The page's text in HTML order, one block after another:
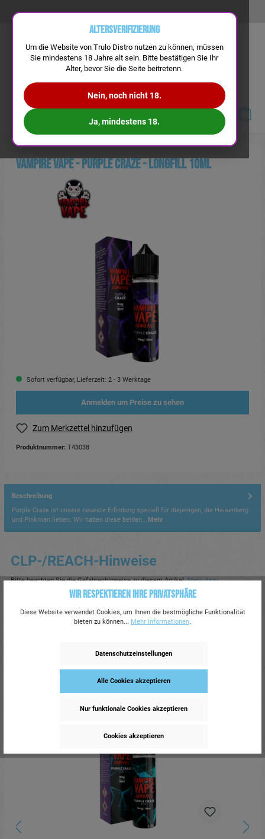
Vampire Vape - Purple Craze - Longfill 10ml
Sofort verfügbar, Lieferzeit: 2 - 3 Werktage
Anmelden um Preise zu sehen
Zum Merkzettel hinzufügen
Produktnummer: T43038
Beschreibung
Purple Craze ist unsere neueste Erfindung speziell für diejenigen, die Heisenberg
und Pinkman lieben. Wir haben diese beiden… Mehr
CLP-/REACH-Hinweise
Bitte beachten Sie die Gefahrenhinweise zu diesem Artikel.Mehr dazu.
Wir respektieren Ihre Privatsphäre
Diese Website verwendet Cookies, um Ihnen die bestmögliche Funktionalität
bieten zu können... Mehr Informationen.
Datenschutzeinstellungen
Alle Cookies akzeptieren
Nur funktionale Cookies akzeptieren
Cookies akzeptieren
Altersverifizierung
Um die Website von Trulo Distro nutzen zu können, müssen
Sie mindestens 18 Jahre alt sein. Bitte bestätigen Sie Ihr
Alter, bevor Sie die Seite beitretenn.
Nein, noch nicht 18.
Ja, mindestens 18.